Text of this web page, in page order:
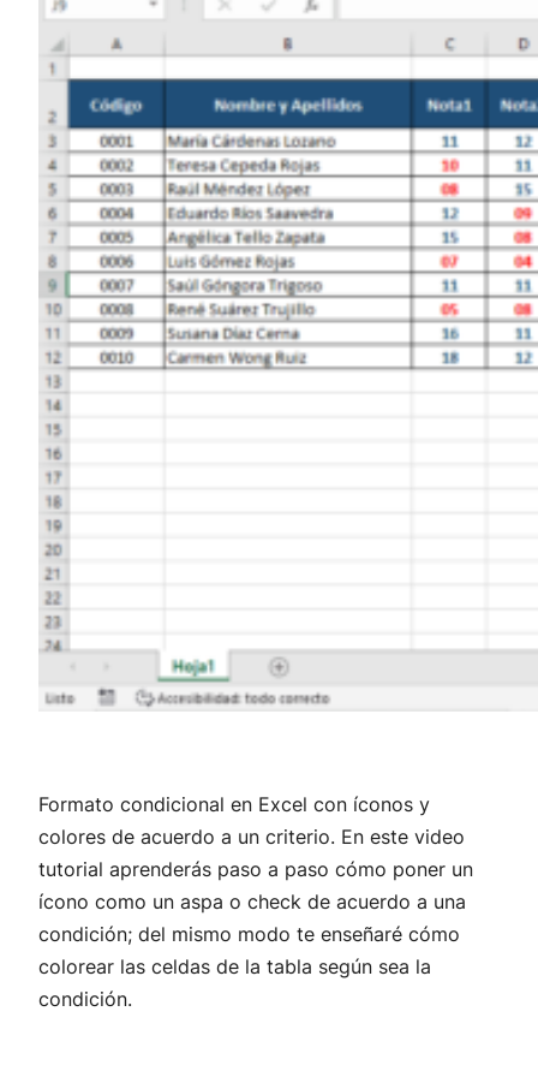
Formato condicional en Excel con íconos y
colores de acuerdo a un criterio. En este video
tutorial aprenderás paso a paso cómo poner un
ícono como un aspa o check de acuerdo a una
condición; del mismo modo te enseñaré cómo
colorear las celdas de la tabla según sea la
condición.